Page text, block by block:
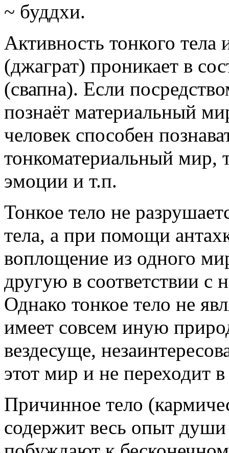
~ буддхи.
Активность тонкого тела
(джаграт) проникает в
(свапна). Если
познаёт материальный
человек способен
тонкоматериальный мир,
эмоции и т.п.
Тонкое тело не
тела, а при помощи
воплощение из одного
другую в соответствии с
Однако тонкое тело не
имеет совсем иную
вездесуще,
этот мир и не переходит
Причинное тело
содержит весь опыт